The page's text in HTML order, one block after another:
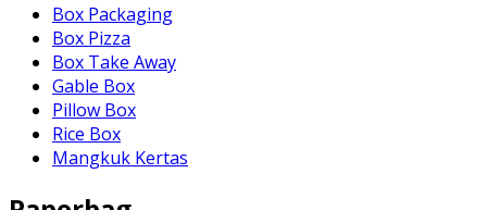
Box Packaging
Box Pizza
Box Take Away
Gable Box
Pillow Box
Rice Box
Mangkuk Kertas